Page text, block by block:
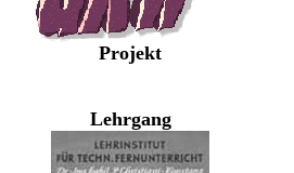
Projekt
Lehrgang